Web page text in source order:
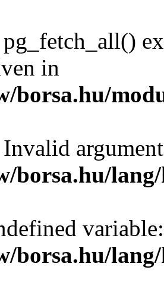
in
borsa.hu/
Invalid
borsa.hu/
borsa.hu/